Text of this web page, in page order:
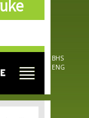
BHS
ENG